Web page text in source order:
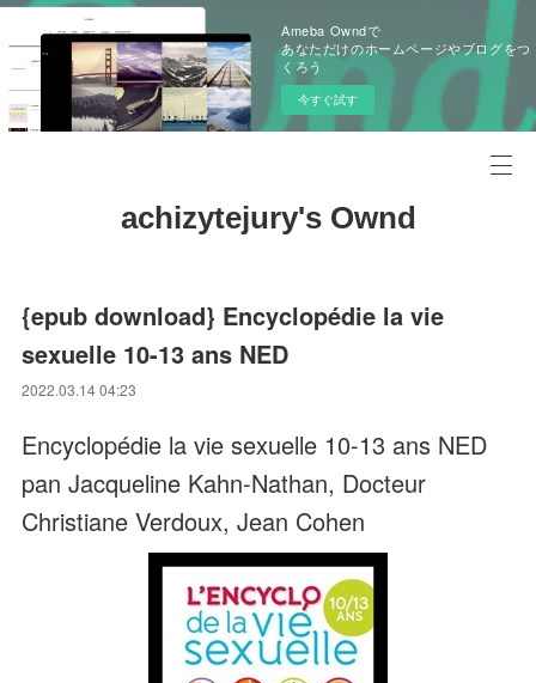
Ameba Owndで
あなただけのホームページやブログをつ
くろう
今すぐ試す
achizytejury's Ownd
{epub download} Encyclopédie la vie
sexuelle 10-13 ans NED
2022.03.14 04:23
Encyclopédie la vie sexuelle 10-13 ans NED
pan Jacqueline Kahn-Nathan, Docteur
Christiane Verdoux, Jean Cohen